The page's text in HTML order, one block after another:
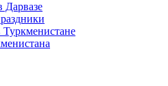
Дарвазе